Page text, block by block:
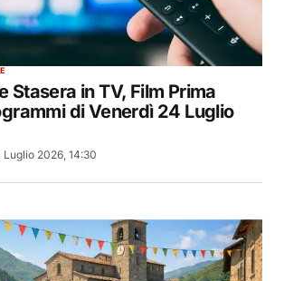
Stasera in TV, Film Prima
di Venerdì 24 Luglio
Luglio 2026, 14:30